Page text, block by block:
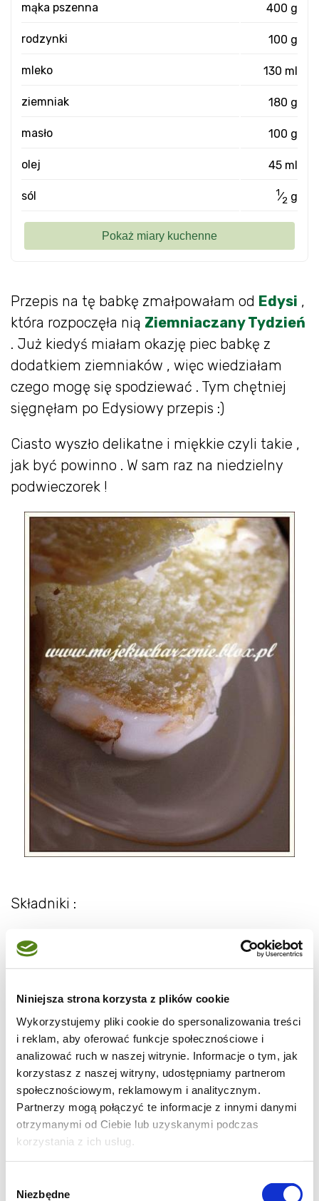
Niniejsza strona korzysta z plików cookie
Wykorzystujemy pliki cookie do spersonalizowania treści
i reklam, aby oferować funkcje społecznościowe i
analizować ruch w naszej witrynie. Informacje o tym, jak
korzystasz z naszej witryny, udostępniamy partnerom
społecznościowym, reklamowym i analitycznym.
Partnerzy mogą połączyć te informacje z innymi danymi
otrzymanymi od Ciebie lub uzyskanymi podczas
korzystania z ich usług.
zgody
Niezbędne
Przepis na tę babkę zmałpowałam od Edysi ,
która rozpoczęła nią Ziemniaczany Tydzień
. Już kiedyś miałam okazję piec babkę z
dodatkiem ziemniaków , więc wiedziałam
czego mogę się spodziewać . Tym chętniej
sięgnęłam po Edysiowy przepis :)
Ciasto wyszło delikatne i miękkie czyli takie ,
jak być powinno . W sam raz na niedzielny
podwieczorek !
Składniki :
1 czubata łyżka mąki ziemniaczanej
2 ugotowane ziemniaki
1 op.suchych drożdży ( 7 g ) - [ ja dałam
2,5 dag świeżych drożdży ]
szczypta soli
150 g cukru pudru
pół szklanki mleka
100 g stopionego masła
4 żółtka
100 g rodzynek [ pominęłam ]
mąka pszenna 400 g
rodzynki 100 g
mleko 130 ml
ziemniak 180 g
masło 100 g
olej 45 ml
sól 1⁄2 g